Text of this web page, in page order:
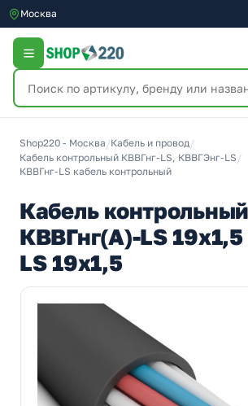
Москва
Shop220 - Москва /Кабель и провод/
Кабель контрольный КВВГнг-LS, КВВГЭнг-LS /
КВВГнг-LS кабель контрольный
Кабель контрольный
КВВГнг(А)-LS
LS 19х1,5